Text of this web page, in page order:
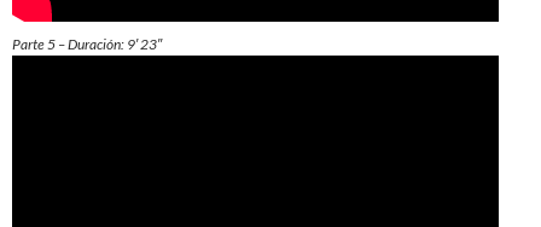
Parte 5 – Duración: 9′ 23″